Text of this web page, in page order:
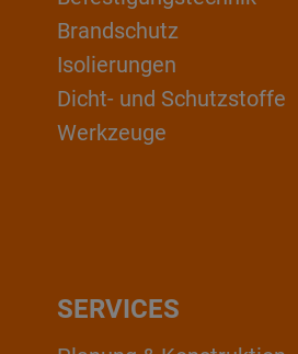
Brandschutz
Isolierungen
Dicht- und Schutzstoffe
Werkzeuge
SERVICES